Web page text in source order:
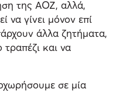
της ΑΟΖ, αλλά,
να γίνει μόνον επί
άλλα ζητήματα,
και να
σε μία